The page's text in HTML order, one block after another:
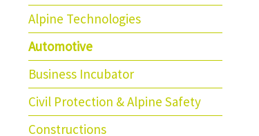
Alpine Technologies
Automotive
Business Incubator
Civil Protection & Alpine Safety
Constructions